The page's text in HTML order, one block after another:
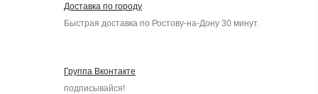
Доставка по городу
Быстрая доставка по Ростову-на-Дону 30 минут.
Группа Вконтакте
подписывайся!